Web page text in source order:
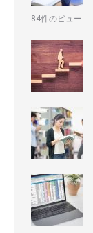
84件のビュー